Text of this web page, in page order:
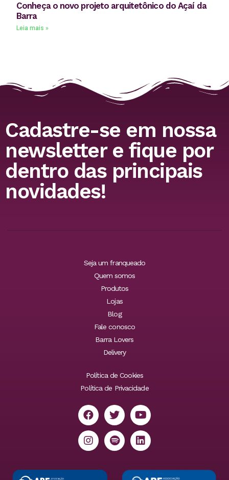
Conheça o novo projeto arquitetônico do Açaí da
Barra
Leia mais »
Cadastre-se em nossa
newsletter e fique por
dentro das principais
novidades!
Seja um franqueado
Quem somos
Produtos
Lojas
Blog
Fale conosco
Barra Lovers
Delivery
Política de Cookies
Política de Privacidade